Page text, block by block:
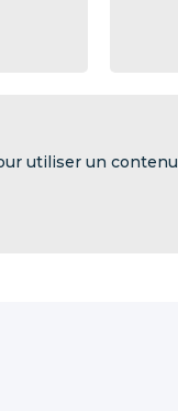
utiliser un contenu